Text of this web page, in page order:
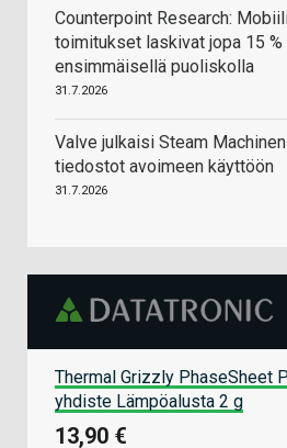
Counterpoint Research:
toimitukset laskivat jopa 15 %
ensimmäisellä puoliskolla
31.7.2026
Valve julkaisi Steam
tiedostot avoimeen käyttöön
31.7.2026
Thermal Grizzly PhaseSheet
yhdiste Lämpöalusta 2 g
13,90 €